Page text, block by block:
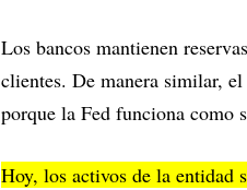
Los bancos mantienen
clientes. De manera similar,
porque la Fed funciona como
Hoy, los activos de la entidad